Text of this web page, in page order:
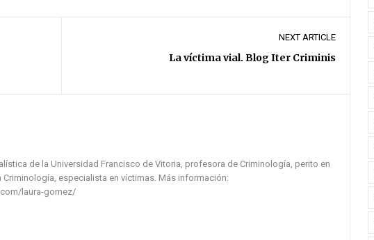
NEXT ARTICLE
La víctima vial. Blog Iter Criminis
de la Universidad Francisco de Vitoria, profesora de Criminología, perito en
Criminología, especialista en víctimas. Más información:
laura-gomez/